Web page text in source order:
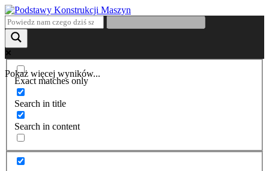
Pokaż więcej wyników...
Exact matches only
Search in title
Search in content